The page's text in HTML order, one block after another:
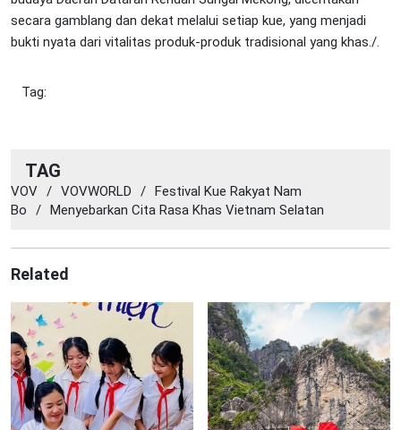
secara gamblang dan dekat melalui setiap kue, yang menjadi
bukti nyata dari vitalitas produk-produk tradisional yang khas./.
Tag:
TAG
VOV / VOVWORLD / Festival Kue Rakyat Nam
Bo
/ Menyebarkan Cita Rasa Khas Vietnam Selatan
Related